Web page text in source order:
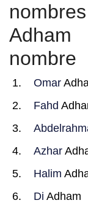
nombre
Omar
Fahd
Azhar
Halim
Di Adham